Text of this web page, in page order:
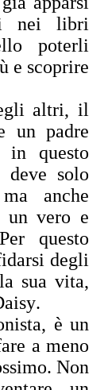
nei libri
poterli
e scoprire
altri, il
un padre
in questo
deve solo
anche
un vero e
questo
degli
sua vita,
è un
a meno
Non